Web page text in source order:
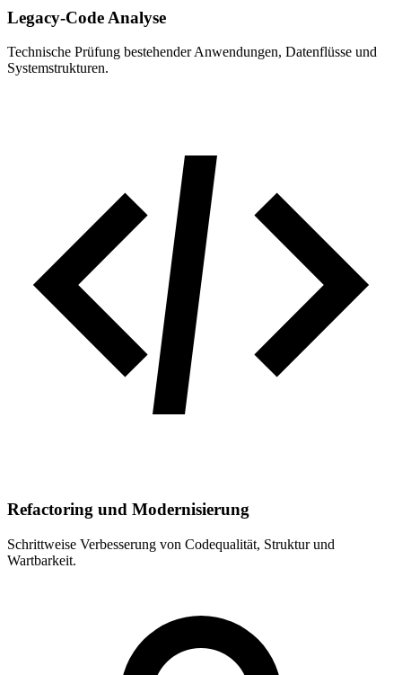
Legacy-Code Analyse
Technische Prüfung bestehender Anwendungen, Datenflüsse und
Systemstrukturen.
Refactoring und Modernisierung
Schrittweise Verbesserung von Codequalität, Struktur und
Wartbarkeit.